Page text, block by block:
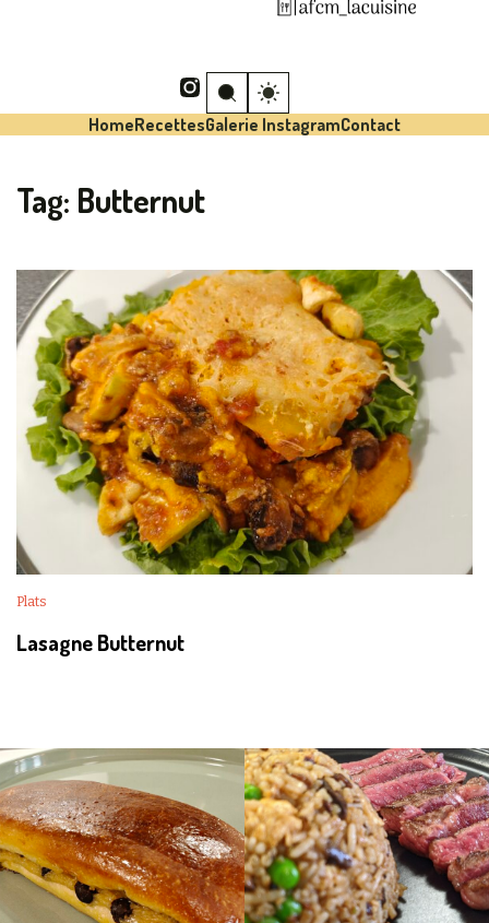
HomeRecettesGalerie InstagramContact
Tag: Butternut
Plats
Lasagne Butternut